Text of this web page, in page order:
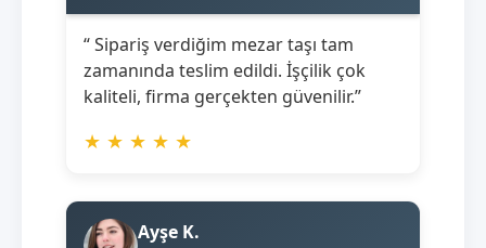
“ Sipariş verdiğim mezar taşı tam
zamanında teslim edildi. İşçilik çok
kaliteli, firma gerçekten güvenilir.”
★ ★ ★ ★ ★
Ayşe K.